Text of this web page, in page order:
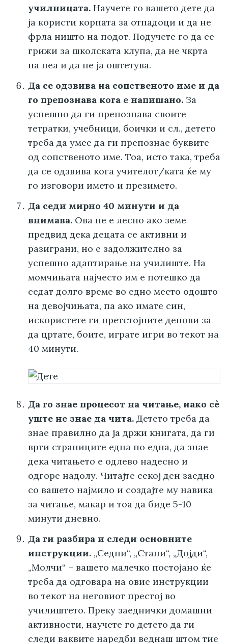
училницата. Научете го вашето дете да
ја користи корпата за отпадоци и да не
фрла ништо на подот. Подучете го да се
грижи за школската клупа, да не чкрта
на неа и да не ја оштетува.
Да се одзвива на сопственото име и да
го препознава кога е напишано. За
успешно да ги препознава своите
тетратки, учебници, боички и сл., детето
треба да умее да ги препознае буквите
од сопственото име. Тоа, исто така, треба
да се одзвива кога учителот/ката ќе му
го изговори името и презимето.
Да седи мирно 40 минути и да
внимава. Ова не е лесно ако земе
предвид дека децата се активни и
разиграни, но е задолжително за
успешно адаптирање на училиште. На
момчињата најчесто им е потешко да
седат долго време во едно место одошто
на девојчињата, па ако имате син,
искористете ги претстојните денови за
да цртате, боите, играте игри во текот на
40 минути.
Да го знае процесот на читање, иако сè
уште не знае да чита. Детето треба да
знае правилно да ја држи книгата, да ги
врти страниците една по една, да знае
дека читањето е одлево надесно и
одгоре надолу. Читајте секој ден заедно
со вашето најмило и создајте му навика
за читање, макар и тоа да биде 5-10
минути дневно.
Да ги разбира и следи основните
инструкции. „Седни“, „Стани“, „Дојди“,
„Молчи“ – вашето малечко постојано ќе
треба да одговара на овие инструкции
во текот на неговиот престој во
училиштето. Преку заеднички домашни
активности, научете го детето да ги
следи ваквите наредби веднаш штом тие